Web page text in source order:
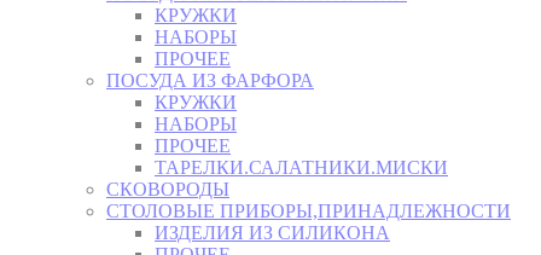
КРУЖКИ
НАБОРЫ
ПРОЧЕЕ
ПОСУДА ИЗ ФАРФОРА
КРУЖКИ
НАБОРЫ
ПРОЧЕЕ
ТАРЕЛКИ.САЛАТНИКИ.МИСКИ
СКОВОРОДЫ
СТОЛОВЫЕ ПРИБОРЫ,ПРИНАДЛЕЖНОСТИ
ИЗДЕЛИЯ ИЗ СИЛИКОНА